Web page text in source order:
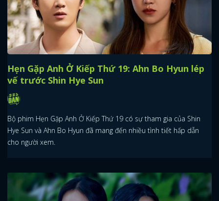
Hẹn Gặp Anh Ở Kiếp Thứ 19: Ahn Bo Hyun lép
vế trước Shin Hye Sun
Bộ phim Hẹn Gặp Anh Ở Kiếp Thứ 19 có sự tham gia của Shin
Hye Sun và Ahn Bo Hyun đã mang đến nhiều tình tiết hấp dẫn
cho người xem.